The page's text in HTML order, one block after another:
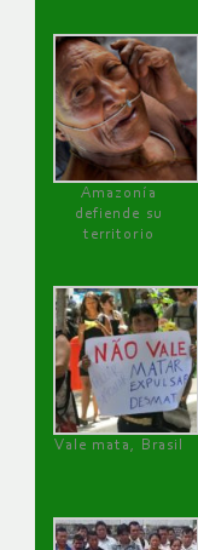
Amazonía
defiende su
territorio
Vale mata, Brasil